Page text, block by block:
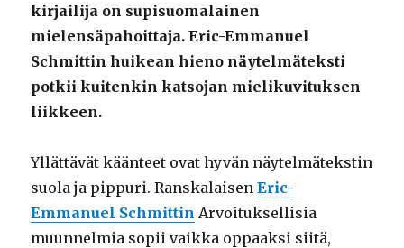
kirjailija on supisuomalainen
mielensäpahoittaja. Eric-Emmanuel
Schmittin huikean hieno näytelmäteksti
potkii kuitenkin katsojan mielikuvituksen
liikkeen.
Yllättävät käänteet ovat hyvän näytelmätekstin
suola ja pippuri. RanskalaisenEric-
Emmanuel Schmittin Arvoituksellisia
muunnelmia sopii vaikka oppaaksi siitä,